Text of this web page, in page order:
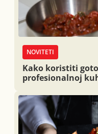
NOVITETI
Kako koristiti
profesionalnoj